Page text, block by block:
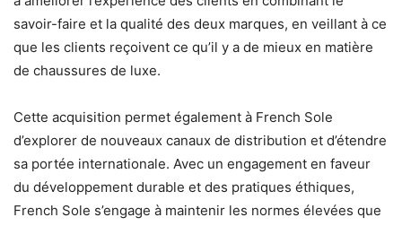
savoir-faire et la qualité des deux marques, en veillant à ce
que les clients reçoivent ce qu’il y a de mieux en matière
de chaussures de luxe.
Cette acquisition permet également à French Sole
d’explorer de nouveaux canaux de distribution et d’étendre
sa portée internationale. Avec un engagement en faveur
du développement durable et des pratiques éthiques,
French Sole s’engage à maintenir les normes élevées que